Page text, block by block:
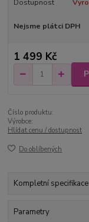
Dostupnost
Nejsme plátci DPH
1 499 Kč
Číslo produktu:
Výrobce:
Hlídat cenu / dostupnost
Do oblíbených
Kompletní specifikace
Parametry